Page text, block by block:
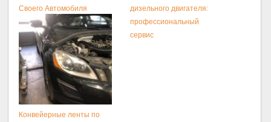
Своего Автомобиля
дизельного двигателя:
профессиональный
сервис
Конвейерные ленты по